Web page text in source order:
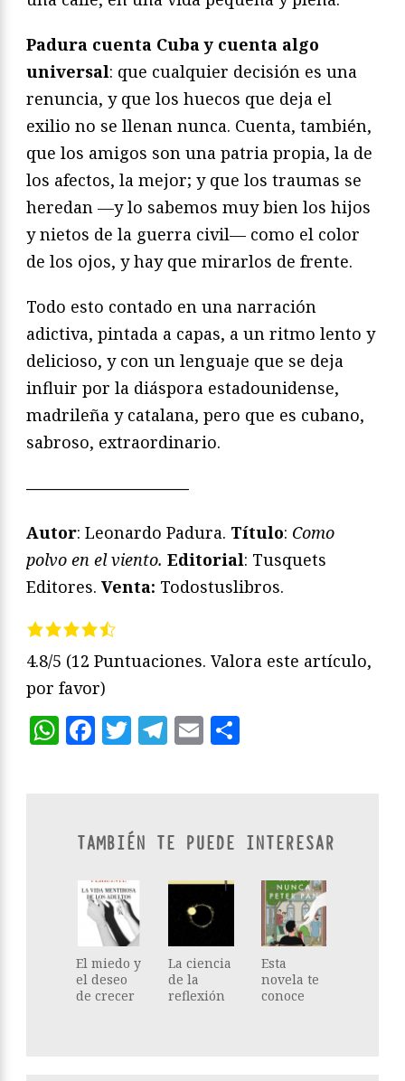
Padura cuenta Cuba y cuenta algo
universal: que cualquier decisión es una
renuncia, y que los huecos que deja el
exilio no se llenan nunca. Cuenta, también,
que los amigos son una patria propia, la de
los afectos, la mejor; y que los traumas se
heredan —y lo sabemos muy bien los hijos
y nietos de la guerra civil— como el color
de los ojos, y hay que mirarlos de frente.
Todo esto contado en una narración
adictiva, pintada a capas, a un ritmo lento y
delicioso, y con un lenguaje que se deja
influir por la diáspora estadounidense,
madrileña y catalana, pero que es cubano,
sabroso, extraordinario.
——————————
Autor: Leonardo Padura. Título: Como
polvo en el viento. Editorial: Tusquets
Editores. Venta: Todostuslibros.
4.8/5 (12 Puntuaciones. Valora este artículo,
por favor)
WhatsApp
Facebook
Twitter
Telegram
Email
TAMBIÉN TE PUEDE INTERESAR
El miedo y
el deseo
de crecer
La ciencia
de la
reflexión
Esta
novela te
conoce